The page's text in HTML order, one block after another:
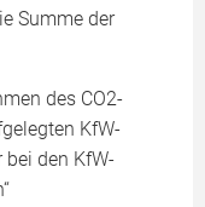
Summe der
des CO2-
KfW-
den KfW-